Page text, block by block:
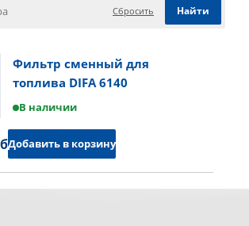
Сбросить
Фильтр сменный для
топлива DIFA 6140
В наличии
Добавить в корзину